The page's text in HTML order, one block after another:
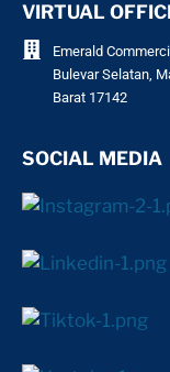
VIRTUAL
Emerald
Bulevar Selatan,
Barat 17142
SOCIAL MEDIA